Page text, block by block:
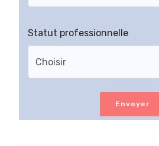
Statut professionnelle
Envoyer